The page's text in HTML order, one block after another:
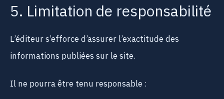
5. Limitation de responsabilité
L’éditeur s’efforce d’assurer l’exactitude des
informations publiées sur le site.
Il ne pourra être tenu responsable :